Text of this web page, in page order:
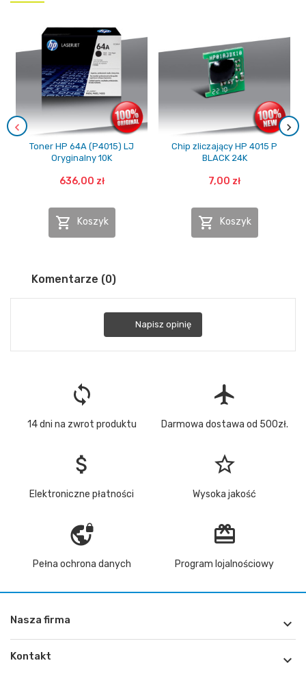
Toner HP 64A (P4015) LJ
Oryginalny 10K
636,00 zł
 Koszyk
Chip zliczający HP 4015 P
BLACK 24K
7,00 zł
 Koszyk
Komentarze (0)
Napisz opinię
loop
14 dni na zwrot produktu
flight
Darmowa dostawa od 500zł.
attach_money
Elektroniczne płatności
star_border
Wysoka jakość
vpn_lock
Pełna ochrona danych
redeem
Program lojalnościowy
Nasza firma 
Kontakt 